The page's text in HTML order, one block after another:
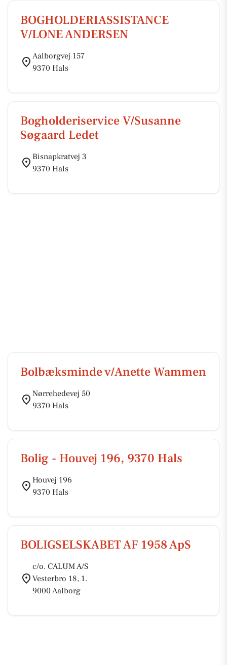
BOGHOLDERIASSISTANCE
V/LONE ANDERSEN
Aalborgvej 157
9370 Hals
Bogholderiservice V/Susanne
Søgaard Ledet
Bisnapkratvej 3
9370 Hals
Bolbæksminde v/Anette Wammen
Nørrehedevej 50
9370 Hals
Bolig - Houvej 196, 9370 Hals
Houvej 196
9370 Hals
BOLIGSELSKABET AF 1958 ApS
c/o. CALUM A/S
Vesterbro 18, 1.
9000 Aalborg